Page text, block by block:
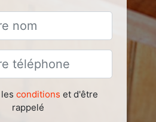
conditions et d'être
rappelé